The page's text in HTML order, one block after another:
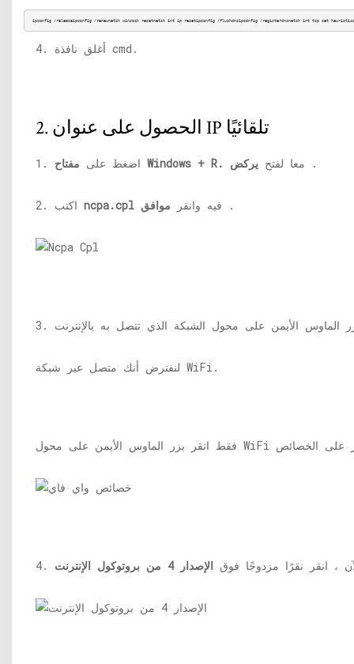
ipconfig /releaseipconfig /renewnetsh winsock resetnetsh int ip resetipconfig /flushdnsipconfig /registerdnsnetsh int tcp set
4. أغلق نافذة cmd.
2. الحصول على عنوان IP تلقائيًا
1. اضغط على مفتاح Windows + R. معا لفتح يركض .
ncpa.cpl فيه وانقر موافق .
لنفترض أنك متصل عبر شبكة WiFi.
الآن ، انقر نقرًا مزدوجًا فوق